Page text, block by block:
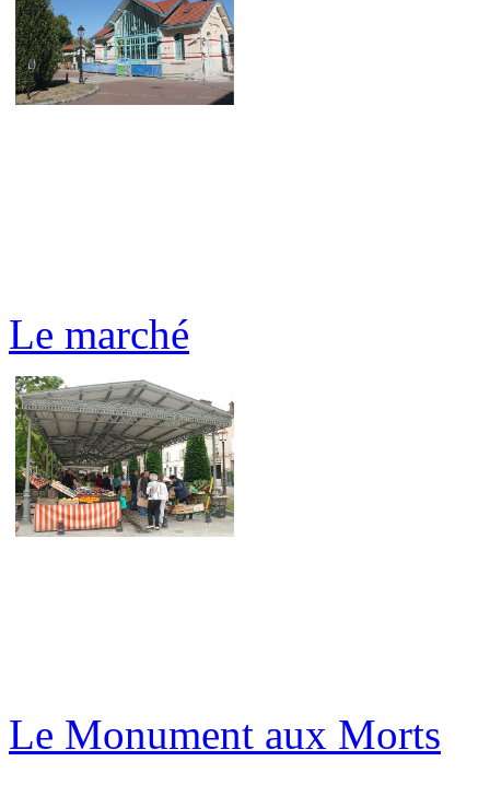
Le marché
Le Monument aux Morts